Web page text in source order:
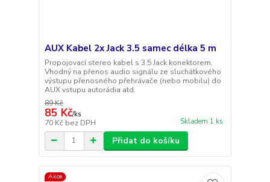
AUX Kabel 2x Jack 3.5 samec délka 5 m
Propojovací stereo kabel s 3.5 Jack konektorem.
Vhodný na přenos audio signálu ze sluchátkového
výstupu přenosného přehrávače (nebo mobilu) do
AUX vstupu autorádia atd.
89 Kč
85 Kč/ks
70 Kč bez DPH Skladem 1 ks
Přidat do košíku
Akce